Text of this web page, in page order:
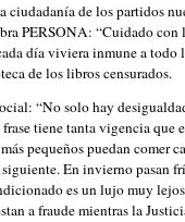
ciudadanía de los partidos
PERSONA: “Cuidado
día viviera inmune a
de los libros censurados.
“No solo hay
tiene tanta vigencia que
pequeños puedan comer
En invierno pasan
es un lujo muy
a fraude mientras la